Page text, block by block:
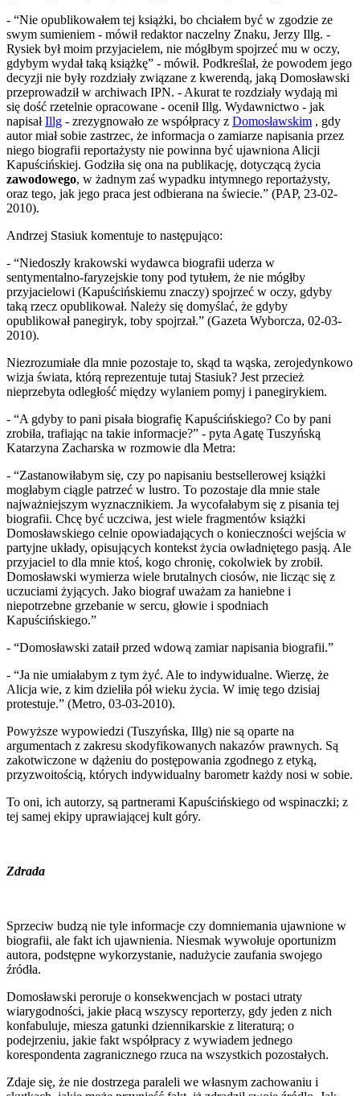
- “Nie opublikowałem tej książki, bo chciałem być w zgodzie ze
swym sumieniem - mówił redaktor naczelny Znaku, Jerzy Illg. -
Rysiek był moim przyjacielem, nie mógłbym spojrzeć mu w oczy,
gdybym wydał taką książkę” - mówił. Podkreślał, że powodem jego
decyzji nie były rozdziały związane z kwerendą, jaką Domosławski
przeprowadził w archiwach IPN. - Akurat te rozdziały wydają mi
się dość rzetelnie opracowane - ocenił Illg. Wydawnictwo - jak
napisałIllg - zrezygnowało ze współpracy z Domosławskim , gdy
autor miał sobie zastrzec, że informacja o zamiarze napisania przez
niego biografii reportażysty nie powinna być ujawniona Alicji
Kapuścińskiej. Godziła się ona na publikację, dotyczącą życia
zawodowego, w żadnym zaś wypadku intymnego reportażysty,
oraz tego, jak jego praca jest odbierana na świecie.” (PAP, 23-02-
2010).
Andrzej Stasiuk komentuje to następująco:
- “Niedoszły krakowski wydawca biografii uderza w
sentymentalno-faryzejskie tony pod tytułem, że nie mógłby
przyjacielowi (Kapuścińskiemu znaczy) spojrzeć w oczy, gdyby
taką rzecz opublikował. Należy się domyślać, że gdyby
opublikował panegiryk, toby spojrzał.” (Gazeta Wyborcza, 02-03-
2010).
Niezrozumiałe dla mnie pozostaje to, skąd ta wąska, zerojedynkowo
wizja świata, którą reprezentuje tutaj Stasiuk? Jest przecież
nieprzebyta odległość między wylaniem pomyj i panegirykiem.
- “A gdyby to pani pisała biografię Kapuścińskiego? Co by pani
zrobiła, trafiając na takie informacje?” - pyta Agatę Tuszyńską
Katarzyna Zacharska w rozmowie dla Metra:
- “Zastanowiłabym się, czy po napisaniu bestsellerowej książki
mogłabym ciągle patrzeć w lustro. To pozostaje dla mnie stale
najważniejszym wyznacznikiem. Ja wycofałabym się z pisania tej
biografii. Chcę być uczciwa, jest wiele fragmentów książki
Domosławskiego celnie opowiadających o konieczności wejścia w
partyjne układy, opisujących kontekst życia owładniętego pasją. Ale
przyjaciel to dla mnie ktoś, kogo chronię, cokolwiek by zrobił.
Domosławski wymierza wiele brutalnych ciosów, nie licząc się z
uczuciami żyjących. Jako biograf uważam za haniebne i
niepotrzebne grzebanie w sercu, głowie i spodniach
Kapuścińskiego.”
- “Domosławski zataił przed wdową zamiar napisania biografii.”
- “Ja nie umiałabym z tym żyć. Ale to indywidualne. Wierzę, że
Alicja wie, z kim dzieliła pół wieku życia. W imię tego dzisiaj
protestuje.” (Metro, 03-03-2010).
Powyższe wypowiedzi (Tuszyńska, Illg) nie są oparte na
argumentach z zakresu skodyfikowanych nakazów prawnych. Są
zakotwiczone w dążeniu do postępowania zgodnego z etyką,
przyzwoitością, których indywidualny barometr każdy nosi w sobie.
To oni, ich autorzy, są partnerami Kapuścińskiego od wspinaczki; z
tej samej ekipy uprawiającej kult góry.
Zdrada
Sprzeciw budzą nie tyle informacje czy domniemania ujawnione w
biografii, ale fakt ich ujawnienia. Niesmak wywołuje oportunizm
autora, podstępne wykorzystanie, nadużycie zaufania swojego
źródła.
Domosławski peroruje o konsekwencjach w postaci utraty
wiarygodności, jakie płacą wszyscy reporterzy, gdy jeden z nich
konfabuluje, miesza gatunki dziennikarskie z literaturą; o
podejrzeniu, jakie fakt współpracy z wywiadem jednego
korespondenta zagranicznego rzuca na wszystkich pozostałych.
Zdaje się, że nie dostrzega paraleli we własnym zachowaniu i